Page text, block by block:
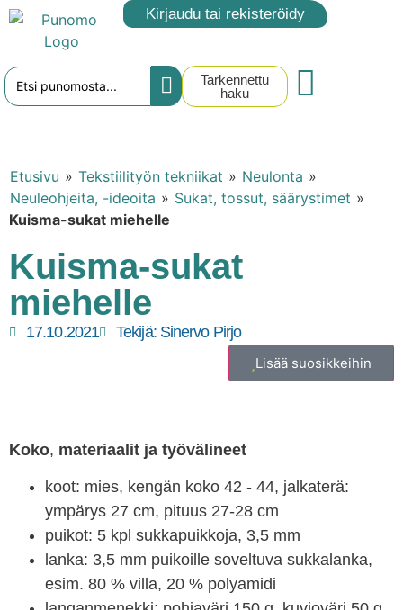
Kirjaudu tai rekisteröidy
Tarkennettu
haku
Etusivu » Tekstiilityön tekniikat » Neulonta »
Neuleohjeita, -ideoita » Sukat, tossut, säärystimet »
Kuisma-sukat miehelle
Kuisma-sukat
miehelle
17.10.2021 Tekijä:Sinervo Pirjo
Lisää suosikkeihin
Koko, materiaalit ja työvälineet
koot: mies, kengän koko 42 - 44, jalkaterä:
ympärys 27 cm, pituus 27-28 cm
puikot: 5 kpl sukkapuikkoja, 3,5 mm
lanka: 3,5 mm puikoille soveltuva sukkalanka,
esim. 80 % villa, 20 % polyamidi